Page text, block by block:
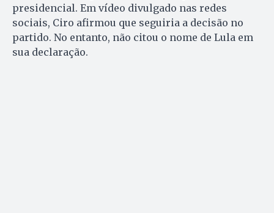
presidencial. Em vídeo divulgado nas redes
sociais, Ciro afirmou que seguiria a decisão no
partido. No entanto, não citou o nome de Lula em
sua declaração.